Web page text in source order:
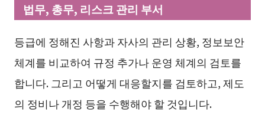
법무, 총무, 리스크 관리 부서
등급에 정해진 사항과 자사의 관리 상황, 정보보안
체계를 비교하여 규정 추가나 운영 체계의 검토를
합니다. 그리고 어떻게 대응할지를 검토하고, 제도
의 정비나 개정 등을 수행해야 할 것입니다.